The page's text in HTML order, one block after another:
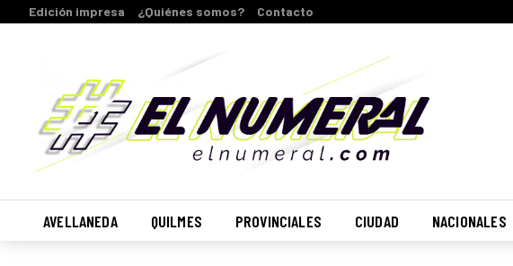
Edición impresa ¿Quiénes somos? Contacto
AVELLANEDA QUILMES PROVINCIALES CIUDAD NACIONALES